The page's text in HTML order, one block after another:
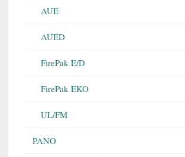
AUE
AUED
FirePak E/D
FirePak EKO
UL/FM
PANO